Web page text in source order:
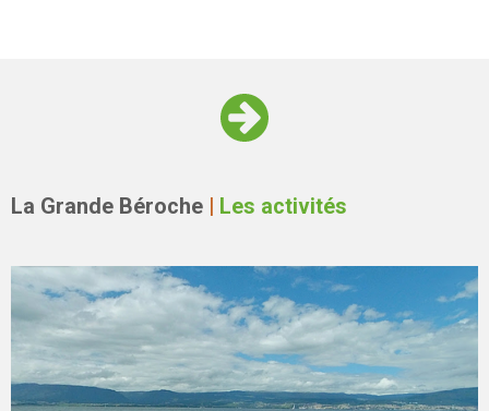
La Grande Béroche Les activités